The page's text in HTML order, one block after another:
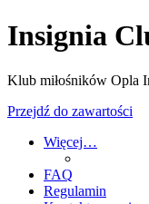
Insignia
Klub miłośników Opla
Przejdź do zawartości
Więcej…
FAQ
Regulamin